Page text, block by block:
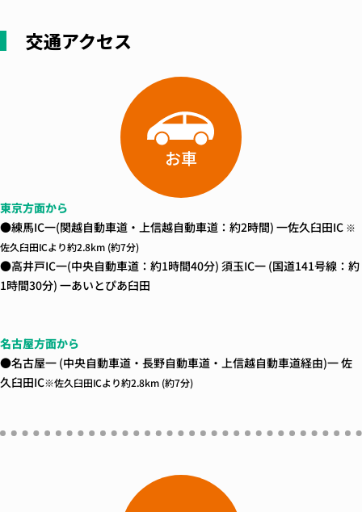
交通アクセス
お車
東京方面から
●練馬IC一(関越自動車道・上信越自動車道：約2時間) 一佐久臼田IC ※
佐久臼田ICより約2.8km (約7分)
●高井戸IC一(中央自動車道：約1時間40分) 須玉IC一 (国道141号線：約
1時間30分) 一あいとぴあ臼田
名古屋方面から
●名古屋一 (中央自動車道・長野自動車道・上信越自動車道経由)一 佐
久臼田IC※佐久臼田ICより約2.8km (約7分)